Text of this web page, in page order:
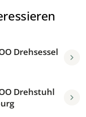
Drehsessel
Drehstuhl